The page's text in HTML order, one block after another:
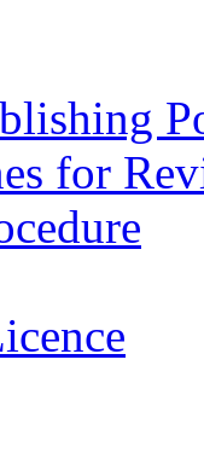
for